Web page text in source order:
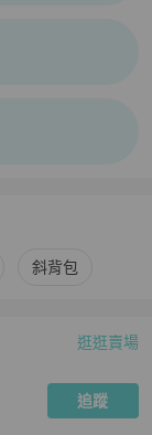
斜背包
逛逛賣場
追蹤